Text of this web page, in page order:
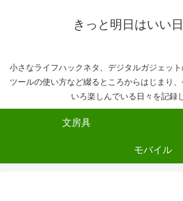
きっと明日はいい
小さなライフハックネタ、デジタルガジェッ
ツールの使い方など綴るところからはじまり
いろ楽しんでいる日々を記録
文房具
モバイル